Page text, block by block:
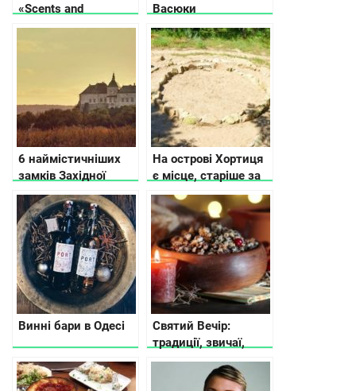
«Scents and
Sensations».
Васюки
6 наймістичніших
замків Західної
України
На острові Хортиця
є місце, старіше за
Стоунхендж
Винні бари в Одесі
Святий Вечір:
традиції, звичаї,
прикмети